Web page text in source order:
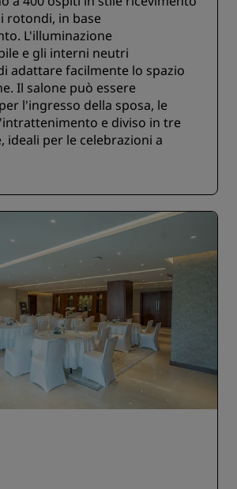
rotondi, in base
L'illuminazione
e gli interni neutri
adattare facilmente lo spazio
Il salone può essere
l'ingresso della sposa, le
e diviso in tre
ideali per le celebrazioni a